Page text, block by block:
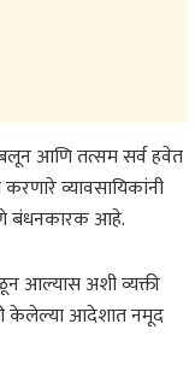
बलून आणि तत्सम सर्व हवेत
व्यावसायिकांनी
घेणे बंधनकारक आहे.
आल्यास अशी व्यक्ती
केलेल्या आदेशात नमूद